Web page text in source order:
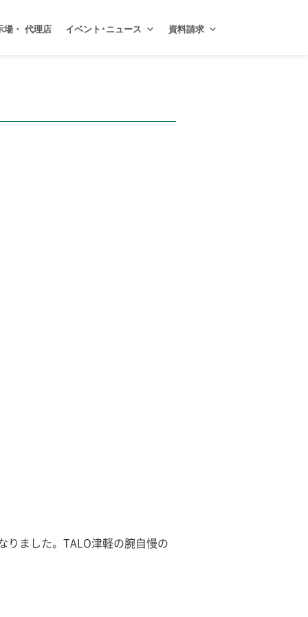
場・ 代理店 イベント･ニュース 資料請求
りました。TALO津軽の腕自慢の